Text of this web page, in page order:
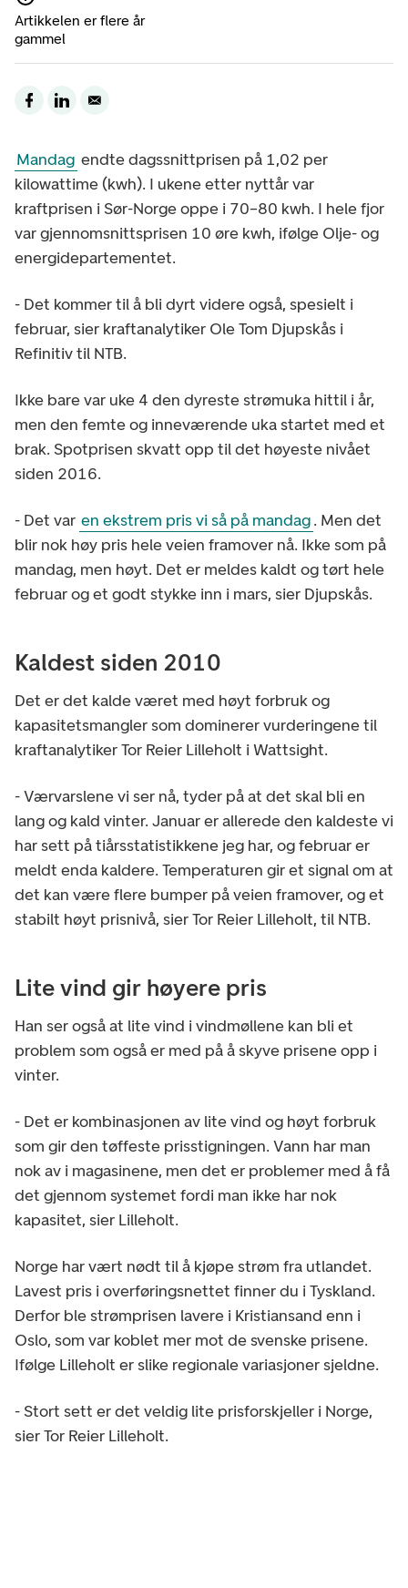
Artikkelen er flere år
gammel
Mandag endte dagssnittprisen på 1,02 per
kilowattime (kwh). I ukene etter nyttår var
kraftprisen i Sør-Norge oppe i 70–80 kwh. I hele fjor
var gjennomsnittsprisen 10 øre kwh, ifølge Olje- og
energidepartementet.
- Det kommer til å bli dyrt videre også, spesielt i
februar, sier kraftanalytiker Ole Tom Djupskås i
Refinitiv til NTB.
Ikke bare var uke 4 den dyreste strømuka hittil i år,
men den femte og inneværende uka startet med et
brak. Spotprisen skvatt opp til det høyeste nivået
siden 2016.
- Det var en ekstrem pris vi så på mandag. Men det
blir nok høy pris hele veien framover nå. Ikke som på
mandag, men høyt. Det er meldes kaldt og tørt hele
februar og et godt stykke inn i mars, sier Djupskås.
Kaldest siden 2010
Det er det kalde været med høyt forbruk og
kapasitetsmangler som dominerer vurderingene til
kraftanalytiker Tor Reier Lilleholt i Wattsight.
- Værvarslene vi ser nå, tyder på at det skal bli en
lang og kald vinter. Januar er allerede den kaldeste vi
har sett på tiårsstatistikkene jeg har, og februar er
meldt enda kaldere. Temperaturen gir et signal om at
det kan være flere bumper på veien framover, og et
stabilt høyt prisnivå, sier Tor Reier Lilleholt, til NTB.
Lite vind gir høyere pris
Han ser også at lite vind i vindmøllene kan bli et
problem som også er med på å skyve prisene opp i
vinter.
- Det er kombinasjonen av lite vind og høyt forbruk
som gir den tøffeste prisstigningen. Vann har man
nok av i magasinene, men det er problemer med å få
det gjennom systemet fordi man ikke har nok
kapasitet, sier Lilleholt.
Norge har vært nødt til å kjøpe strøm fra utlandet.
Lavest pris i overføringsnettet finner du i Tyskland.
Derfor ble strømprisen lavere i Kristiansand enn i
Oslo, som var koblet mer mot de svenske prisene.
Ifølge Lilleholt er slike regionale variasjoner sjeldne.
- Stort sett er det veldig lite prisforskjeller i Norge,
sier Tor Reier Lilleholt.